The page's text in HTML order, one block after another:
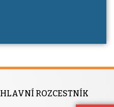
HLAVNÍ ROZCESTNÍK